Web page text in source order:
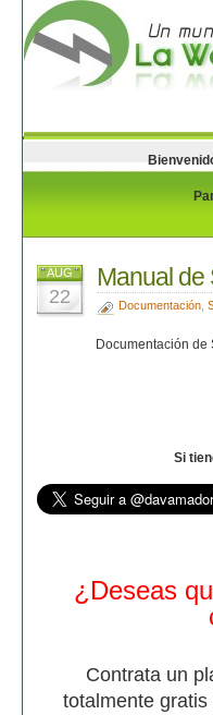
AUG
22
Manual de
Documentación,
Documentación de
Si
¿Deseas
Contrata un
totalmente